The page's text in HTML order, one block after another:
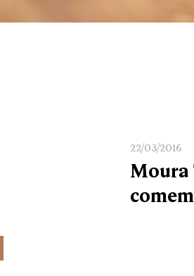
22/03/2016
Moura